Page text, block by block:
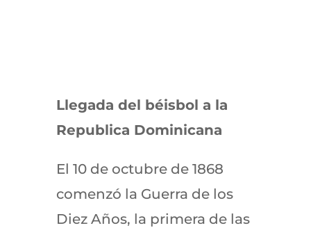
Llegada del béisbol a la
Republica Dominicana
El 10 de octubre de 1868
comenzó la Guerra de los
Diez Años, la primera de las